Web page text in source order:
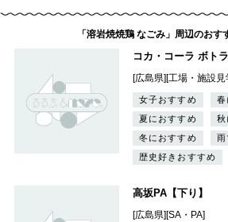
「溶岩焼焼鶏 なごみ」周辺のおす
コカ・コーラ ボト
[広島県][工場・施設見
女子おすすめ
春
夏におすすめ
秋
冬におすすめ
雨
歴史好きおすすめ
高坂PA【下り】
[広島県][SA・PA]